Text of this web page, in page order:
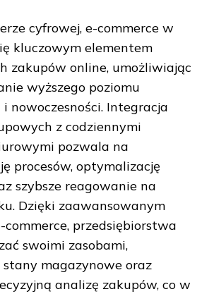
cyfrowej, e-commerce w
kluczowym elementem
zakupów online, umożliwiając
wyższego poziomu
nowoczesności. Integracja
z codziennymi
pozwala na
procesów, optymalizację
szybsze reagowanie na
Dzięki zaawansowanym
commerce, przedsiębiorstwa
swoimi zasobami,
magazynowe oraz
analizę zakupów, co w